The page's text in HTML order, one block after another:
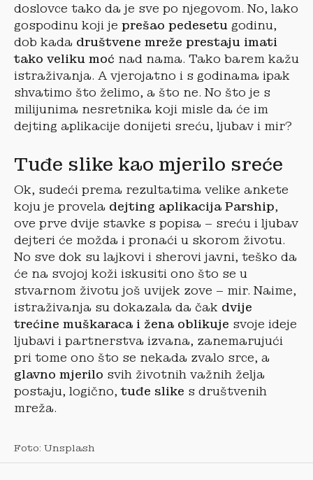
doslovce tako da je sve po njegovom. No, lako
gospodinu koji je prešao pedesetu godinu,
dob kada društvene mreže prestaju imati
tako veliku moć nad nama. Tako barem kažu
istraživanja. A vjerojatno i s godinama ipak
shvatimo što želimo, a što ne. No što je s
milijunima nesretnika koji misle da će im
dejting aplikacije donijeti sreću, ljubav i mir?
Tuđe slike kao mjerilo sreće
Ok, sudeći prema rezultatima velike ankete
koju je provela dejting aplikacija Parship,
ove prve dvije stavke s popisa – sreću i ljubav
dejteri će možda i pronaći u skorom životu.
No sve dok su lajkovi i sherovi javni, teško da
će na svojoj koži iskusiti ono što se u
stvarnom životu još uvijek zove – mir. Naime,
istraživanja su dokazala da čak dvije
trećine muškaraca i žena oblikuje svoje ideje
ljubavi i partnerstva izvana, zanemarujući
pri tome ono što se nekada zvalo srce, a
glavno mjerilo svih životnih važnih želja
postaju, logično,tuđe slike s društvenih
mreža.
Foto: Unsplash